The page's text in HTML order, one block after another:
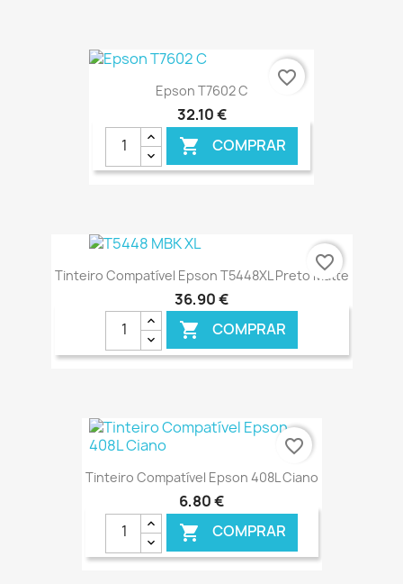
Epson T7602 C
32,10 €
 COMPRAR
favorite_border
Tinteiro Compatível Epson T5448XL Preto Matte
36,90 €
 COMPRAR
€ ONLINE
favorite_border
Tinteiro Compatível Epson 408L Ciano
6,80 €
 COMPRAR
favorite_border